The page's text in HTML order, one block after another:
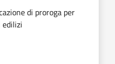
di proroga per